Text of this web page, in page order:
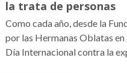
la trata de personas
Como cada año, desde la
por las Hermanas Oblatas
Día Internacional contra la